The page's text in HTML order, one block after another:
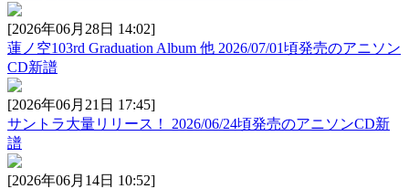
[2026年06月28日 14:02]
蓮ノ空103rd Graduation Album 他 2026/07/01頃発売のアニソン
CD新譜
[2026年06月21日 17:45]
サントラ大量リリース！ 2026/06/24頃発売のアニソンCD新
譜
[2026年06月14日 10:52]